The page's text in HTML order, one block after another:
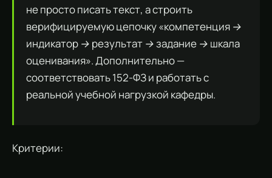
не просто писать текст, а строить
верифицируемую цепочку «компетенция →
индикатор → результат → задание → шкала
оценивания». Дополнительно —
соответствовать 152-ФЗ и работать с
реальной учебной нагрузкой кафедры.
Критерии: